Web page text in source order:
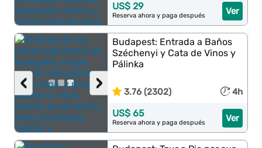
Ver
US$ 29
Reserva ahora y paga después
›
‹
Budapest: Entrada a Baños
Széchenyi y Cata de Vinos y
Pálinka
3.76 (2302) 4h
Ver
US$ 65
Reserva ahora y paga después